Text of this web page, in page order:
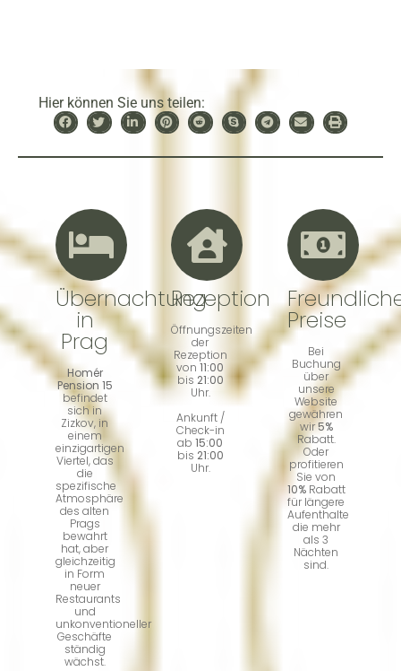
Hier können Sie uns teilen:
Übernachtung
in
Prag
Homér
Pension 15
befindet
sich in
Zizkov, in
einem
einzigartigen
Viertel, das
die
spezifische
Atmosphäre
des alten
Prags
bewahrt
hat, aber
gleichzeitig
in Form
neuer
Restaurants
und
unkonventioneller
Geschäfte
ständig
wächst.
Rezeption
Öffnungszeiten
der
Rezeption
von11:00
bis 21:00
Uhr.
Ankunft /
Check-in
ab15:00
bis 21:00
Uhr.
Preise
Bei
Buchung
über
unsere
Website
gewähren
wir5%
Rabatt.
Oder
profitieren
Sie von
10%Rabatt
für längere
Aufenthalte
die mehr
als 3
Nächten
sind.